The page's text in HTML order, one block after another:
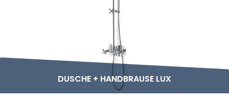
DUSCHE + HANDBRAUSE LUX